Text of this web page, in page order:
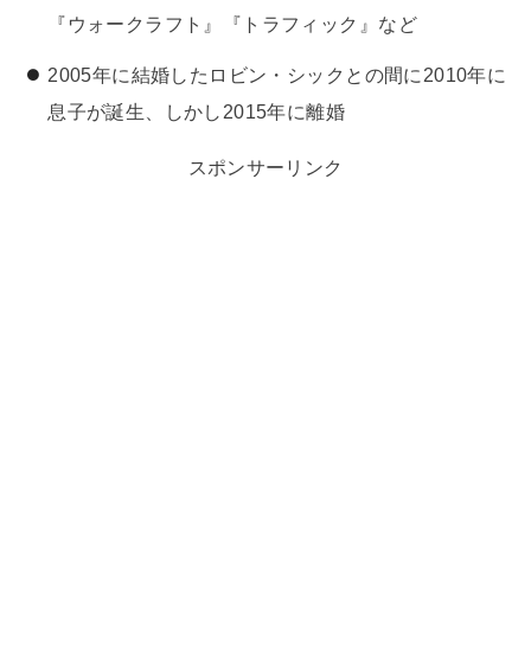
『ウォークラフト』『トラフィック』など
2005年に結婚したロビン・シックとの間に2010年に
息子が誕生、しかし2015年に離婚
スポンサーリンク